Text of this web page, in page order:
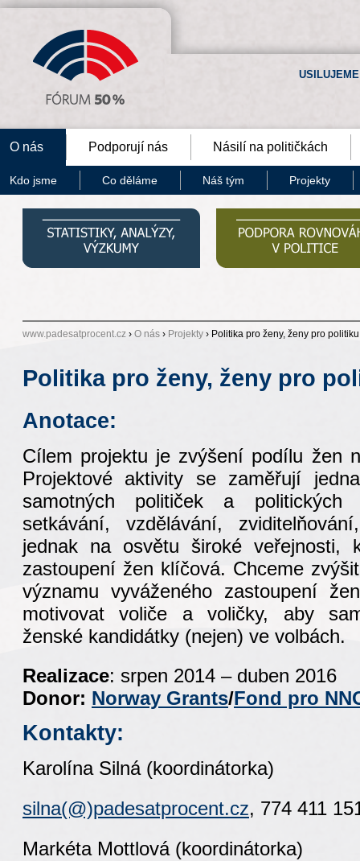
O nás
Kdo jsme Co děláme Náš tým Projekty
Podporují nás Násilí na političkách
www.padesatprocent.cz › O nás › Projekty › Politika pro ženy, ženy pro politiku
Politika pro ženy, ženy pro
Anotace:
Cílem projektu je zvýšení podílu žen
Projektové aktivity se zaměřují
samotných političek a politických
setkávání, vzdělávání,
jednak na osvětu široké veřejnosti,
zastoupení žen klíčová. Chceme
významu vyváženého zastoupení
motivovat voliče a voličky, aby
ženské kandidátky (nejen) ve volbách.
Realizace: srpen 2014 – duben 2016
Donor: Norway Grants/Fond pro
Kontakty:
Karolína Silná (koordinátorka)
silna(@)padesatprocent.cz, 774 411
Markéta Mottlová (koordinátorka)